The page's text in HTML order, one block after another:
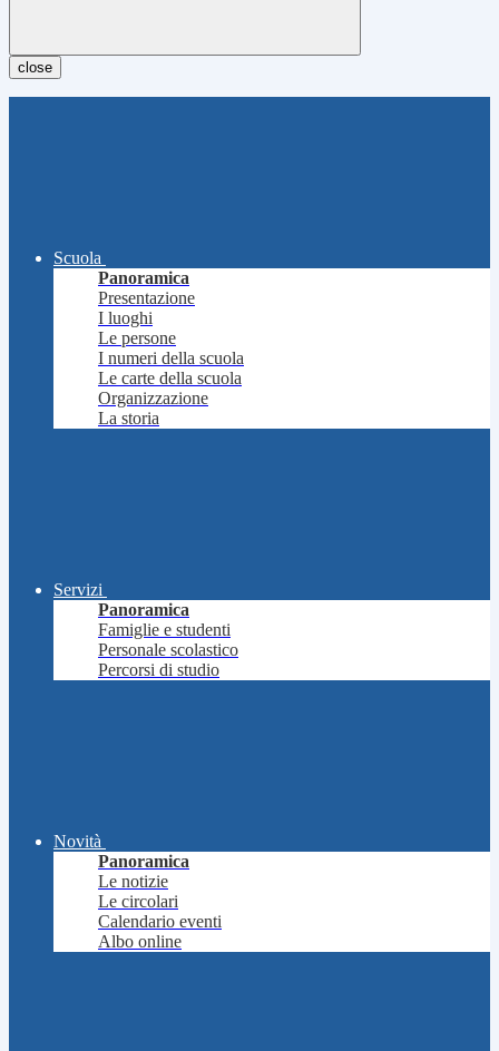
close
Scuola
Panoramica
Presentazione
I luoghi
Le persone
I numeri della scuola
Le carte della scuola
Organizzazione
La storia
Servizi
Panoramica
Famiglie e studenti
Personale scolastico
Percorsi di studio
Novità
Panoramica
Le notizie
Le circolari
Calendario eventi
Albo online